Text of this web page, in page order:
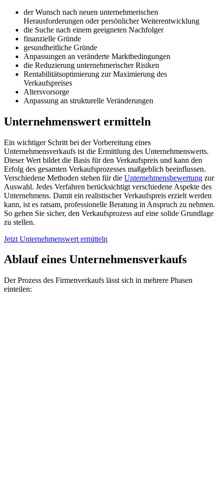
der Wunsch nach neuen unternehmerischen
Herausforderungen oder persönlicher Weiterentwicklung
die Suche nach einem geeigneten Nachfolger
finanzielle Gründe
gesundheitliche Gründe
Anpassungen an veränderte Marktbedingungen
die Reduzierung unternehmerischer Risiken
Rentabilitätsoptimierung zur Maximierung des
Verkaufspreises
Altersvorsorge
Anpassung an strukturelle Veränderungen
Unternehmenswert ermitteln
Ein wichtiger Schritt bei der Vorbereitung eines
Unternehmensverkaufs ist die Ermittlung des Unternehmenswerts.
Dieser Wert bildet die Basis für den Verkaufspreis und kann den
Erfolg des gesamten Verkaufsprozesses maßgeblich beeinflussen.
Verschiedene Methoden stehen für die Unternehmensbewertung zur
Auswahl. Jedes Verfahren berücksichtigt verschiedene Aspekte des
Unternehmens. Damit ein realistischer Verkaufspreis erzielt werden
kann, ist es ratsam, professionelle Beratung in Anspruch zu nehmen.
So gehen Sie sicher, den Verkaufsprozess auf eine solide Grundlage
zu stellen.
Jetzt Unternehmenswert ermitteln
Ablauf eines Unternehmensverkaufs
Der Prozess des Firmenverkaufs lässt sich in mehrere Phasen
einteilen: